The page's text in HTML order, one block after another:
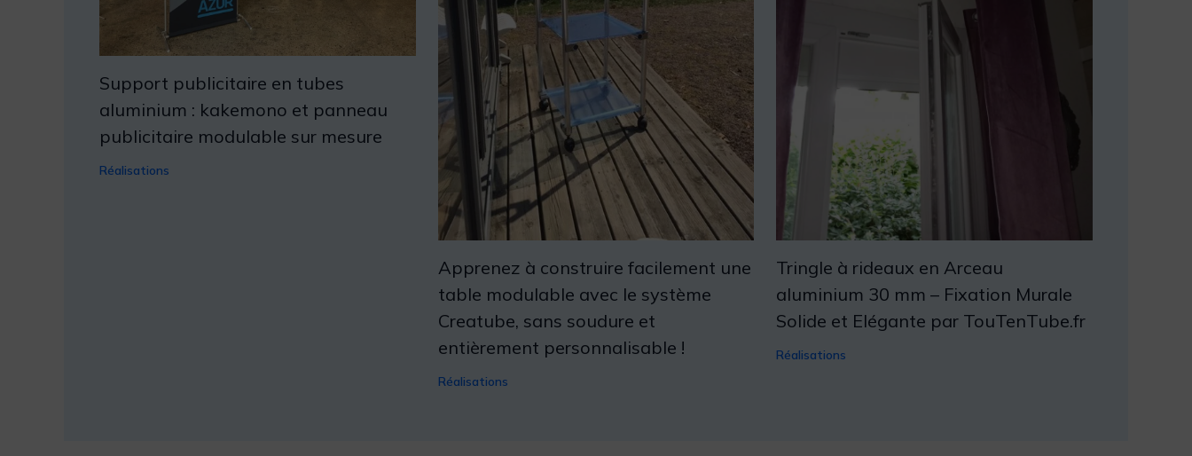
Support publicitaire en tubes
aluminium : kakemono et panneau
publicitaire modulable sur mesure
Réalisations
Apprenez à construire facilement une
table modulable avec le système
Creatube, sans soudure et
entièrement personnalisable !
Réalisations
Tringle à rideaux en Arceau
aluminium 30 mm – Fixation Murale
Solide et Elégante par TouTenTube.fr
Réalisations